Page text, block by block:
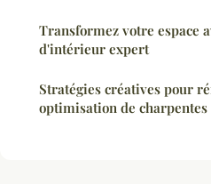
Transformez votre espace
d'intérieur expert
Stratégies créatives pour
optimisation de charpentes